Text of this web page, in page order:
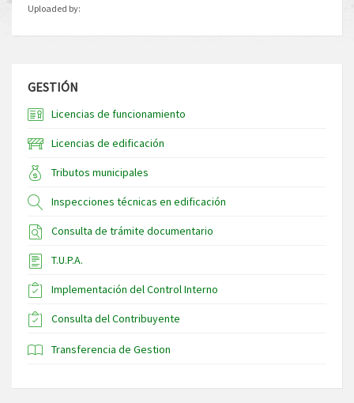
Uploaded by:
GESTIÓN
Licencias de funcionamiento
Licencias de edificación
Tributos municipales
Inspecciones técnicas en edificación
Consulta de trámite documentario
T.U.P.A.
Implementación del Control Interno
Consulta del Contribuyente
Transferencia de Gestion